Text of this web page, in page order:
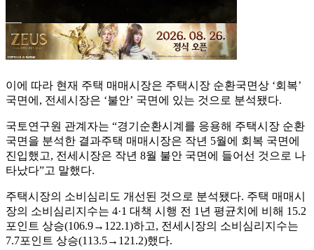
이에 따라 현재 주택 매매시장은 주택시장 순환국면상 ‘회복’
국면에, 전세시장은 ‘불안’ 국면에 있는 것으로 분석됐다.
국토연구원 관계자는 “경기순환시계를 응용해 주택시장 순환
국면을 분석한 결과주택 매매시장은 작년 5월에 회복 국면에
진입했고, 전세시장은 작년 8월 불안 국면에 들어선 것으로 나
타났다”고 말했다.
주택시장의 소비심리도 개선된 것으로 분석됐다. 주택 매매시
장의 소비심리지수는 4·1 대책 시행 전 1년 평균치에 비해 15.2
포인트 상승(106.9→122.1)하고, 전세시장의 소비심리지수는
7.7포인트 상승(113.5→121.2)했다.